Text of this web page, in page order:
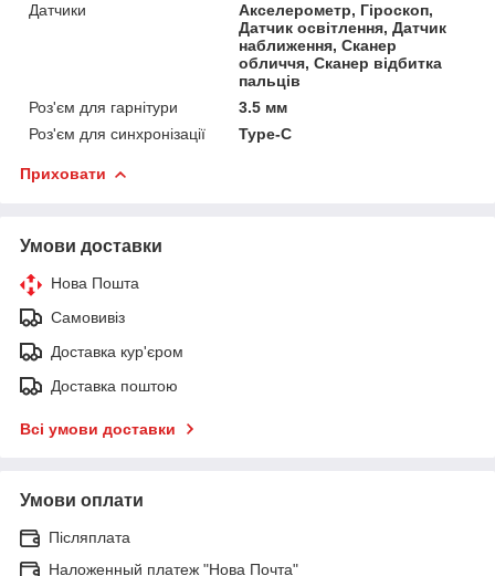
Датчики
Акселерометр, Гіроскоп,
Датчик освітлення, Датчик
наближення, Сканер
обличчя, Сканер відбитка
пальців
Роз'єм для гарнітури
3.5 мм
Роз'єм для синхронізації
Type-C
Приховати
Умови доставки
Нова Пошта
Самовивіз
Доставка кур'єром
Доставка поштою
Всі умови доставки
Умови оплати
Післяплата
Наложенный платеж "Нова Почта"